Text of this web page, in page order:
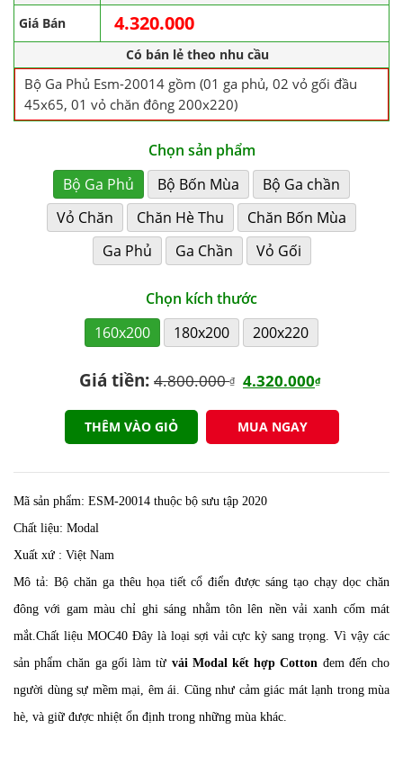
Giá Bán
4.320.000
Có bán lẻ theo nhu cầu
Bộ Ga Phủ Esm-20014 gồm (01 ga phủ, 02 vỏ gối đầu
45x65, 01 vỏ chăn đông 200x220)
Chọn sản phẩm
Bộ Ga Phủ
Bộ Bốn Mùa
Bộ Ga chần
Vỏ Chăn
Chăn Hè Thu
Chăn Bốn Mùa
Ga Phủ
Ga Chần Vỏ Gối
Chọn kích thước
160x200
180x200 200x220
Giá tiền: 4.800.000₫ 4.320.000₫
THÊM VÀO GIỎ MUA NGAY
Mã sản phẩm: ESM-20014 thuộc bộ sưu tập 2020
Chất liệu: Modal
Xuất xứ : Việt Nam
Mô tả: Bộ chăn ga thêu họa tiết cổ điển được sáng tạo chạy dọc chăn
đông với gam màu chỉ ghi sáng nhằm tôn lên nền vải xanh cốm mát
mắt.Chất liệu MOC40 Đây là loại sợi vải cực kỳ sang trọng. Vì vậy các
sản phẩm chăn ga gối làm từ vải Modal kết hợp Cotton đem đến cho
người dùng sự mềm mại, êm ái. Cũng như cảm giác mát lạnh trong mùa
hè, và giữ được nhiệt ổn định trong những mùa khác.